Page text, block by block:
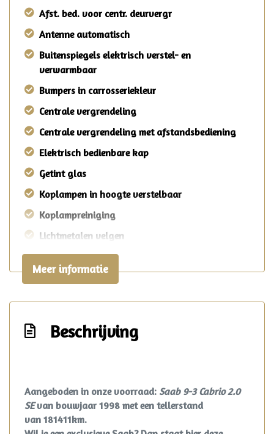
Afst. bed. voor centr. deurvergr
Antenne automatisch
Buitenspiegels elektrisch verstel- en
verwarmbaar
Bumpers in carrosseriekleur
Centrale vergrendeling
Centrale vergrendeling met afstandsbediening
Elektrisch bedienbare kap
Getint glas
Koplampen in hoogte verstelbaar
Koplampreiniging
Lichtmetalen velgen
Metaalkleur
Mistlampen voor
Interieur
Bestuurdersstoel in hoogte verstelbaar
Buitentemperatuurmeter
Electronic climate control
Meer informatie
Beschrijving
Aangeboden in onze voorraad: Saab 9-3 Cabrio 2.0
SEvan bouwjaar 1998 met een tellerstand
van 181411km.